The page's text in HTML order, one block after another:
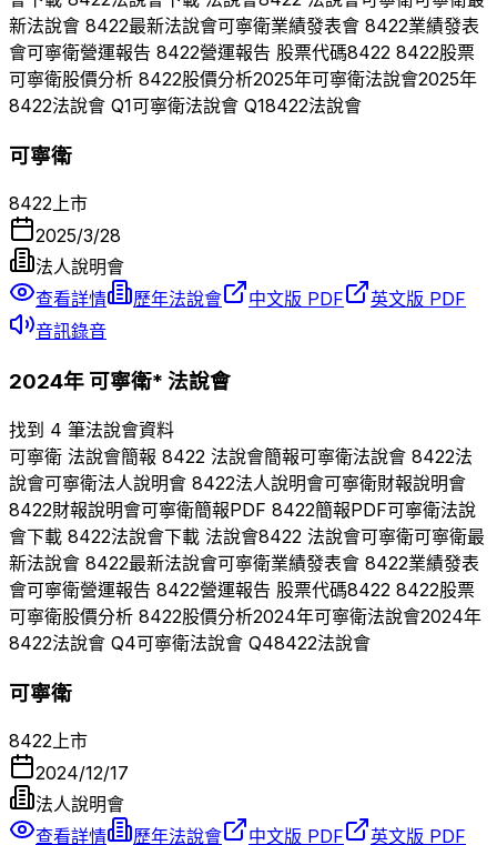
新法說會 8422最新法說會可寧衛業績發表會 8422業績發表
會可寧衛營運報告 8422營運報告 股票代碼8422 8422股票
可寧衛股價分析 8422股價分析2025年可寧衛法說會2025年
8422法說會 Q1可寧衛法說會 Q18422法說會
可寧衛
8422上市
2025/3/28
法人說明會
查看詳情
歷年法說會 中文版 PDF
英文版 PDF
音訊錄音
2024年 可寧衛* 法說會
找到 4 筆法說會資料
可寧衛 法說會簡報 8422 法說會簡報可寧衛法說會 8422法
說會可寧衛法人說明會 8422法人說明會可寧衛財報說明會
8422財報說明會可寧衛簡報PDF 8422簡報PDF可寧衛法說
會下載 8422法說會下載 法說會8422 法說會可寧衛可寧衛最
新法說會 8422最新法說會可寧衛業績發表會 8422業績發表
會可寧衛營運報告 8422營運報告 股票代碼8422 8422股票
可寧衛股價分析 8422股價分析2024年可寧衛法說會2024年
8422法說會 Q4可寧衛法說會 Q48422法說會
可寧衛
8422上市
2024/12/17
法人說明會
查看詳情
歷年法說會 中文版 PDF 英文版 PDF